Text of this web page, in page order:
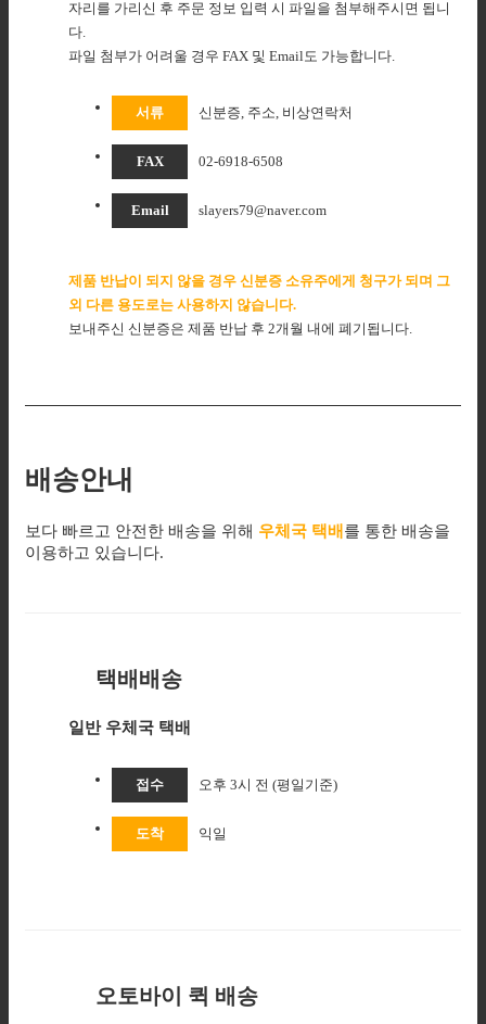
자리를 가리신 후 주문 정보 입력 시 파일을 첨부해주시면 됩니
다.
파일 첨부가 어려울 경우 FAX 및 Email도 가능합니다.
서류 신분증, 주소, 비상연락처
FAX 02-6918-6508
Email slayers79@naver.com
제품 반납이 되지 않을 경우 신분증 소유주에게 청구가 되며 그
외 다른 용도로는 사용하지 않습니다.
보내주신 신분증은 제품 반납 후 2개월 내에 폐기됩니다.
배송안내
보다 빠르고 안전한 배송을 위해 우체국 택배 를 통한 배송을
이용하고 있습니다.
택배배송
일반 우체국 택배
접수 오후 3시 전 (평일기준)
도착 익일
오토바이 퀵 배송